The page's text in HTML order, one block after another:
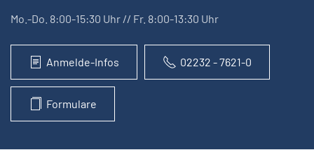
Mo.-Do. 8:00-15:30 Uhr // Fr. 8:00-13:30 Uhr
Anmelde-Infos 02232 - 7621-0
Formulare